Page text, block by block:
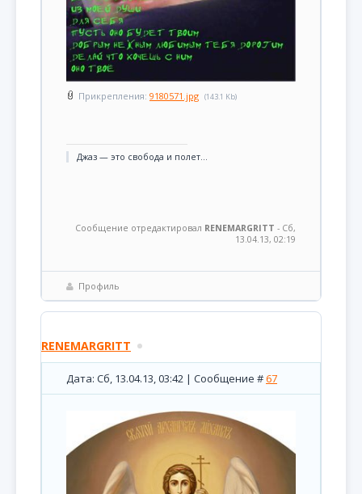
Прикрепления: 9180571.jpg (143.1 Kb)
Джаз — это свобода и полет...
Сообщение отредактировал RENEMARGRITT - Сб,
13.04.13, 02:19
Профиль
RENEMARGRITT
Дата: Сб, 13.04.13, 03:42 | Сообщение #67